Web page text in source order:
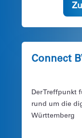
Connect
Der Treffpunkt
rund um die
Württemberg